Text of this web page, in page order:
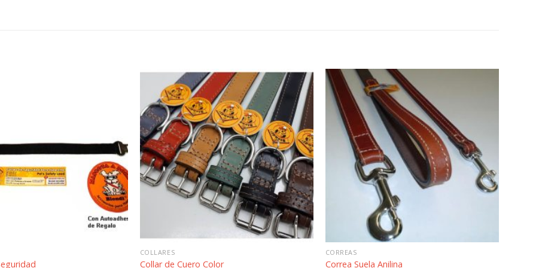
lista de
deseos
Añadir
a la
lista de
deseos
COLLARES
Collar de Cuero Color
lista de
deseos
CORREAS
Correa Suela Anilina